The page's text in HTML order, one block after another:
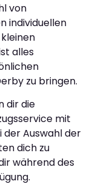
von
individuellen
alles
zu bringen.
dir die
mit
der Auswahl der
dich zu
während des